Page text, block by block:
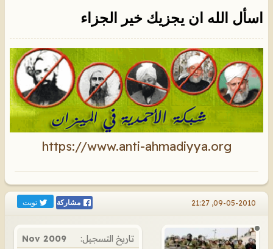
اسأل الله ان يجزيك خير الجزاء
https://www.anti-ahmadiyya.org
09-05-2010, 21:27 مشاركة تويت
تاريخ التسجيل:
Nov 2009